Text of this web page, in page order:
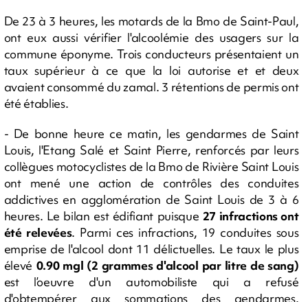
De 23 à 3 heures, les motards de la Bmo de Saint-Paul,
ont eux aussi vérifier l'alcoolémie des usagers sur la
commune éponyme. Trois conducteurs présentaient un
taux supérieur à ce que la loi autorise et et deux
avaient consommé du zamal. 3 rétentions de permis ont
été établies.
- De bonne heure ce matin, les gendarmes de Saint
Louis, l'Etang Salé et Saint Pierre, renforcés par leurs
collègues motocyclistes de la Bmo de Rivière Saint Louis
ont mené une action de contrôles des conduites
addictives en agglomération de Saint Louis de 3 à 6
heures. Le bilan est édifiant puisque 27 infractions ont
été relevées. Parmi ces infractions, 19 conduites sous
emprise de l'alcool dont 11 délictuelles. Le taux le plus
élevé 0.90 mgl (2 grammes d'alcool par litre de sang)
est l’oeuvre d'un automobiliste qui a refusé
d'obtempérer aux sommations des gendarmes.